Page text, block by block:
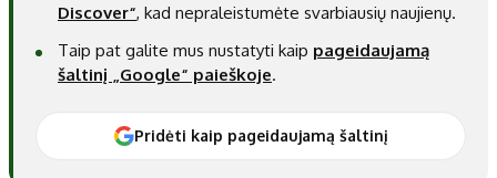
Discover“, kad nepraleistumėte svarbiausių naujienų.
Taip pat galite mus nustatyti kaip pageidaujamą
šaltinį „Google“ paieškoje.
Pridėti kaip pageidaujamą šaltinį